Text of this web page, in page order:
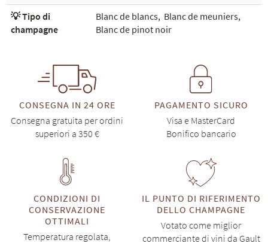
💡 Tipo di
champagne
Blanc de blancs, Blanc de meuniers,
Blanc de pinot noir
CONSEGNA IN 24 ORE
Consegna gratuita per ordini
superiori a 350 €
PAGAMENTO SICURO
Visa e MasterCard
Bonifico bancario
CONDIZIONI DI
CONSERVAZIONE
OTTIMALI
Temperatura regolata,
IL PUNTO DI RIFERIMENTO
DELLO CHAMPAGNE
Votato come miglior
commerciante di vini da Gault